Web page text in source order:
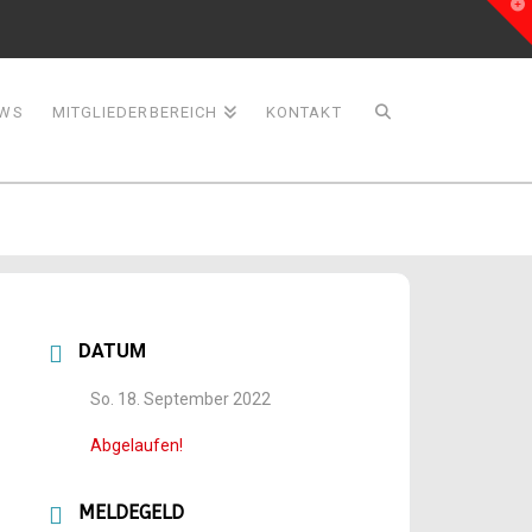
MITGLIEDERBEREICH KONTAKT
DATUM
So. 18. September 2022
Abgelaufen!
MELDEGELD